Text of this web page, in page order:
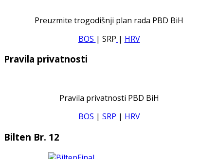
Preuzmite trogodišnji plan rada PBD BiH
BOS | SRP | HRV
Pravila privatnosti
Pravila privatnosti PBD BiH
BOS | SRP | HRV
Bilten Br. 12